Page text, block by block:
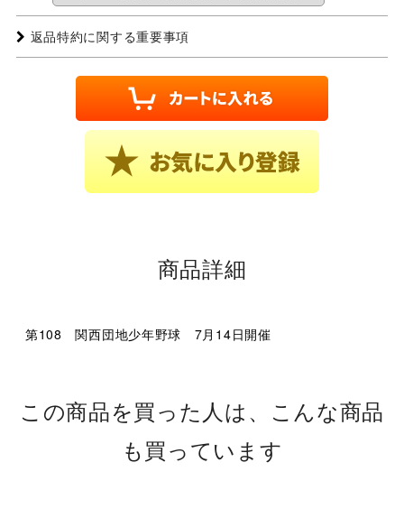
返品特約に関する重要事項
商品詳細
第108 関西団地少年野球 7月14日開催
この商品を買った人は、こんな商品
も買っています